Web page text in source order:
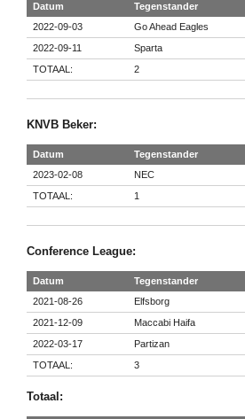
Datum Tegenstander
2022-09-03
Go Ahead Eagles
2022-09-11
Sparta
TOTAAL:
2
KNVB Beker:
Datum Tegenstander
2023-02-08
NEC
TOTAAL:
1
Conference League:
Datum Tegenstander
2021-08-26
Elfsborg
2021-12-09
Maccabi Haifa
2022-03-17
Partizan
TOTAAL:
3
Totaal: